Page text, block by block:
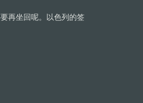
再坐回呢。以色列的签